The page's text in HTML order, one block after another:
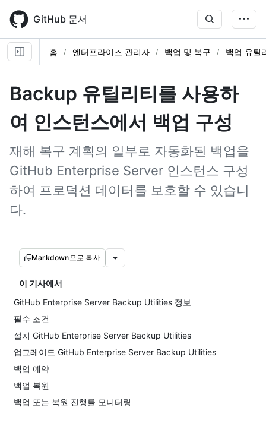
main
content
GitHub 문서
홈 엔터프라이즈 관리자 백업 및 복구 백업 유틸
Backup 유틸리티를 사용하
여 인스턴스에서 백업 구성
재해 복구 계획의 일부로 자동화된 백업을
GitHub Enterprise Server 인스턴스 구성
하여 프로덕션 데이터를 보호할 수 있습니
다.
Markdown으로 복사
이 기사에서
GitHub Enterprise Server Backup Utilities 정보
필수 조건
설치 GitHub Enterprise Server Backup Utilities
업그레이드 GitHub Enterprise Server Backup Utilities
백업 예약
백업 복원
백업 또는 복원 진행률 모니터링